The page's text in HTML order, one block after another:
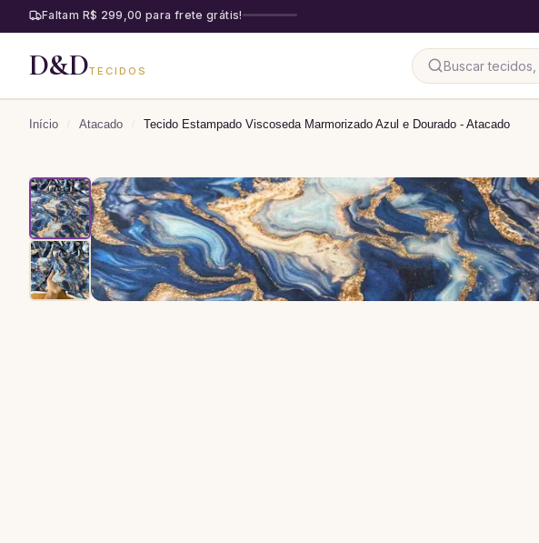
Faltam R$ 299,00 para frete grátis!
D&DTECIDOS
Início / Atacado / Tecido Estampado Viscoseda Marmorizado Azul e Dourado - Atacado